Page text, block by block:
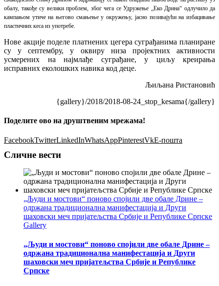
обалу, такође су велики проблем, због чега се Удружење „Еко Дрина“ одлучило да
кампањом утиче на његово смањење у окружењу, јасно позивајући на избацивање
пластичних кеса из употребе.
Нове акције поделе платнених цегера суграђанима планиране
су у септембру, у оквиру низа пројектних активности
усмерених на најмлађе суграђане, у циљу креирања
исправних еколошких навика код деце.
Љиљана Ристановић
{gallery}/2018/2018-08-24_stop_kesama{/gallery}
Поделите ово на друштвеним мрежама!
FacebookTwitterLinkedInWhatsAppPinterestVkЕ-пошта
Сличне вести
„Људи и мостови“ поново спојили две обале Дрине –
одржана традиционална манифестација и Други
шаховски меч пријатељства Србије и Републике Српске
Gallery
„Људи и мостови“ поново спојили две обале Дрине –
одржана традиционална манифестација и Други
шаховски меч пријатељства Србије и Републике
Српске